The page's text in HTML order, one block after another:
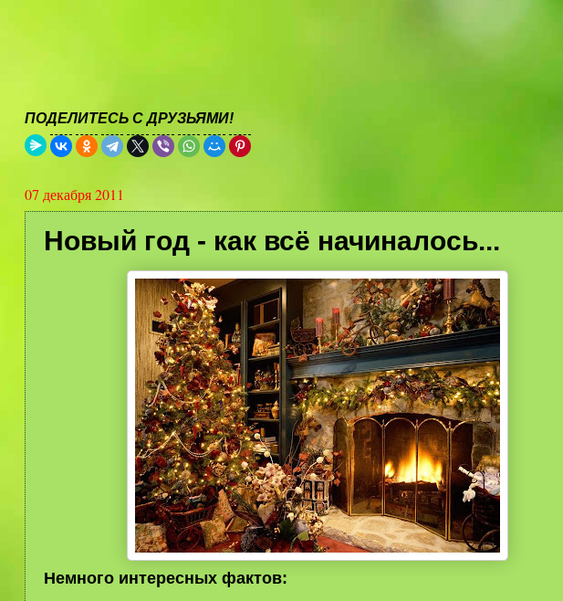
ПОДЕЛИТЕСЬ С ДРУЗЬЯМИ!
07 декабря 2011
Новый год - как всё начиналось...
Немного интересных фактов: